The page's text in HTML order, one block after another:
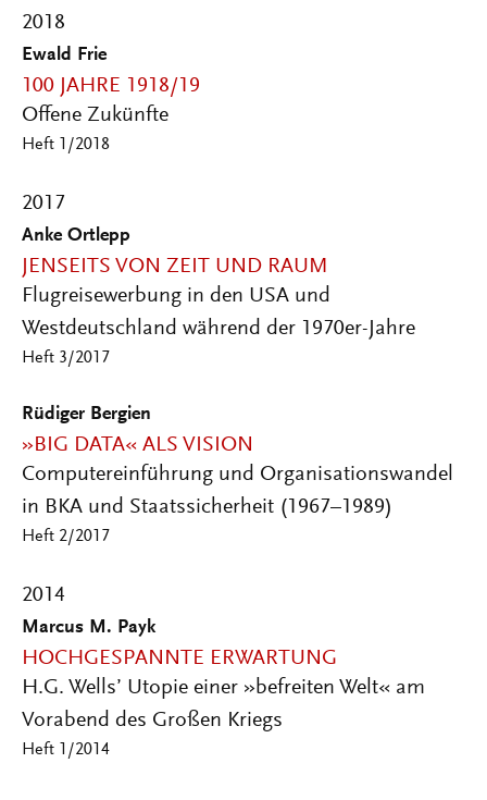
2018
Ewald Frie
100 JAHRE 1918/19
Offene Zukünfte
Heft 1/2018
2017
Anke Ortlepp
JENSEITS VON ZEIT UND RAUM
Flugreisewerbung in den USA und
Westdeutschland während der 1970er-Jahre
Heft 3/2017
Rüdiger Bergien
»BIG DATA« ALS VISION
Computereinführung und Organisationswandel
in BKA und Staatssicherheit (1967–1989)
Heft 2/2017
2014
Marcus M. Payk
HOCHGESPANNTE ERWARTUNG
H.G. Wells’ Utopie einer »befreiten Welt« am
Vorabend des Großen Kriegs
Heft 1/2014